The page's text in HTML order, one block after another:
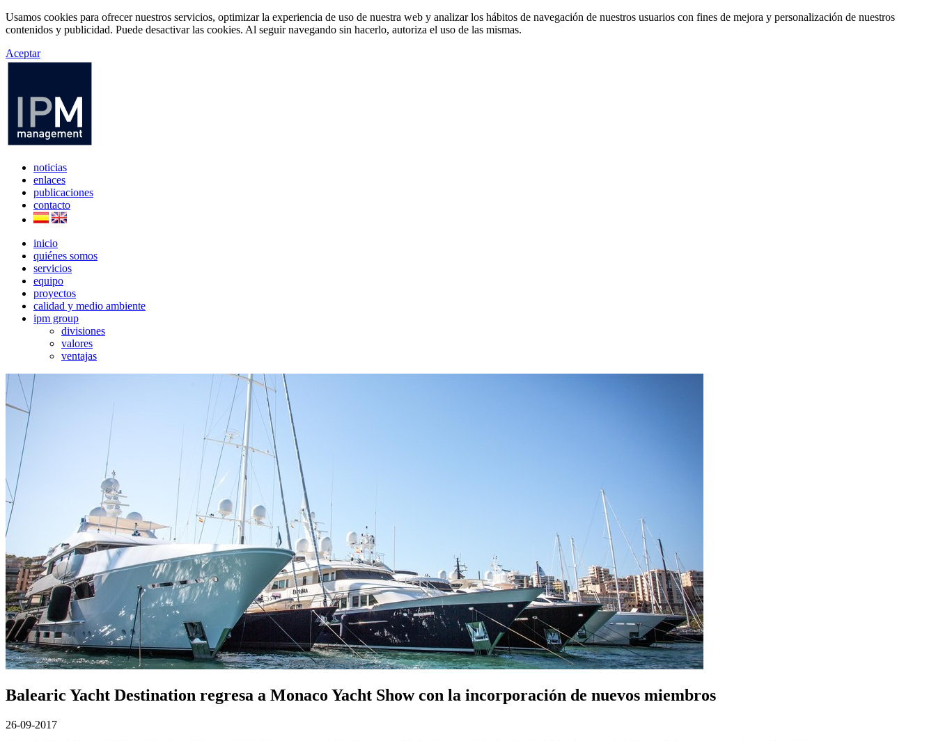
Usamos cookies para ofrecer nuestros servicios, optimizar la experiencia de uso de nuestra web y analizar los hábitos de navegación de nuestros usuarios con fines de mejora y personalización de nuestros
contenidos y publicidad. Puede desactivar las cookies. Al seguir navegando sin hacerlo, autoriza el uso de las mismas.
Aceptar
noticias
enlaces
publicaciones
contacto
inicio
quiénes somos
servicios
equipo
proyectos
calidad y medio ambiente
ipm group
divisiones
valores
ventajas
Balearic Yacht Destination regresa a Monaco Yacht Show con la incorporación de nuevos miembros
26-09-2017